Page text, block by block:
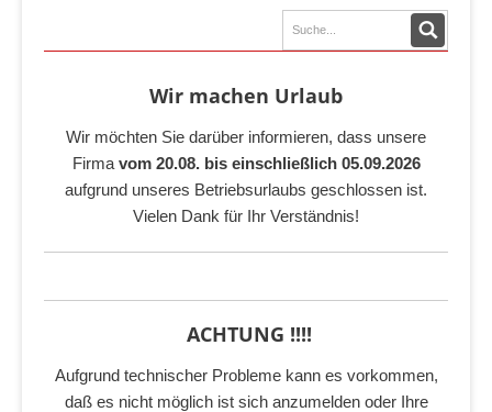
Wir machen Urlaub
Wir möchten Sie darüber informieren, dass unsere
Firma vom 20.08. bis einschließlich 05.09.2026
aufgrund unseres Betriebsurlaubs geschlossen ist.
Vielen Dank für Ihr Verständnis!
ACHTUNG !!!!
Aufgrund technischer Probleme kann es vorkommen,
daß es nicht möglich ist sich anzumelden oder Ihre